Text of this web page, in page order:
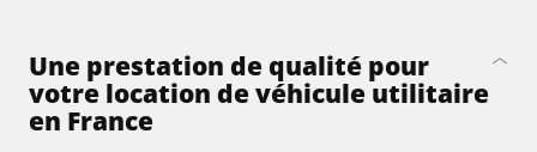
Une prestation de qualité pour
votre location de véhicule utilitaire
en France